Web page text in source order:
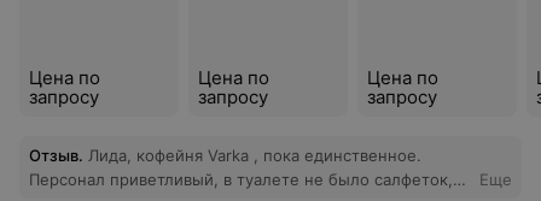
Цена по
запросу
Цена по
запросу
Цена по
запросу
Отзыв. Лида, кофейня Varka , пока единственное.
Персонал приветливый, в туалете не было салфеток,
Еще